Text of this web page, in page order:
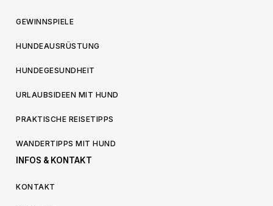
GEWINNSPIELE
HUNDEAUSRÜSTUNG
HUNDEGESUNDHEIT
URLAUBSIDEEN MIT HUND
PRAKTISCHE REISETIPPS
WANDERTIPPS MIT HUND
INFOS & KONTAKT
KONTAKT